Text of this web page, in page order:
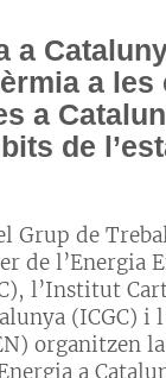
a
a les
a
de
Grup de
de l’Energia
l’Institut
(ICGC) i
organitzen
a